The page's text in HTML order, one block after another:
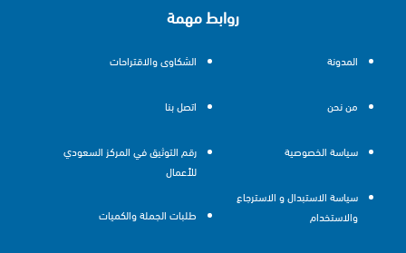
روابط مهمة
المدونة
من نحن
سياسة الخصوصية
سياسة الاستبدال و الاسترجاع
والاستخدام
الشكاوى والاقتراحات
اتصل بنا
رقم التوثيق في المركز السعودي
للأعمال
طلبات الجملة والكميات